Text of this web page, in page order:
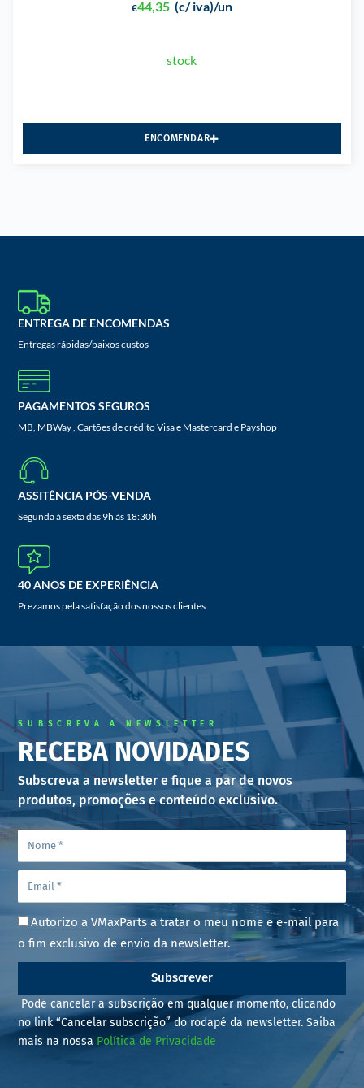
€44,35 (c/ iva)/un
stock
ENCOMENDAR
ENTREGA DE ENCOMENDAS
Entregas rápidas/baixos custos
PAGAMENTOS SEGUROS
MB, MBWay , Cartões de crédito Visa e Mastercard e Payshop
ASSITÊNCIA PÓS-VENDA
Segunda à sexta das 9h às 18:30h
40 ANOS DE EXPERIÊNCIA
Prezamos pela satisfação dos nossos clientes
SUBSCREVA A NEWSLETTER
RECEBA NOVIDADES
Subscreva a newsletter e fique a par de novos
produtos, promoções e conteúdo exclusivo.
Autorizo a VMaxParts a tratar o meu nome e e-mail para
o fim exclusivo de envio da newsletter.
Subscrever
Pode cancelar a subscrição em qualquer momento, clicando
no link “Cancelar subscrição” do rodapé da newsletter. Saiba
mais na nossa Política de Privacidade